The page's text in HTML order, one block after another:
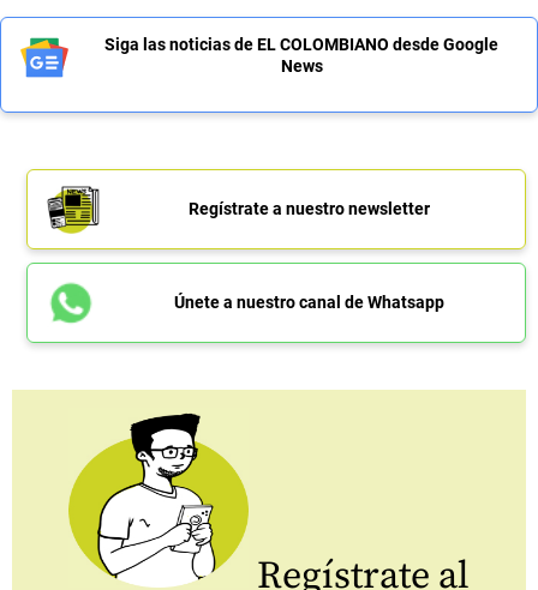
Siga las noticias de EL COLOMBIANO desde Google
News
Regístrate a nuestro newsletter
Únete a nuestro canal de Whatsapp
Regístrate al